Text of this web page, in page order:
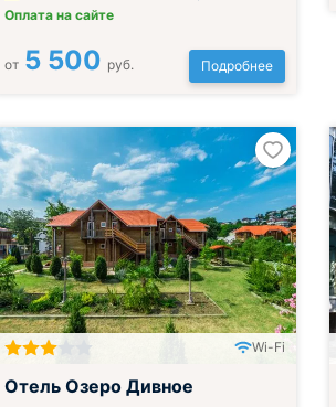
Оплата на сайте
от 5 500 руб. Подробнее
Включён завтрак, обед и ужин
Wi-Fi
Отель Озеро Дивное